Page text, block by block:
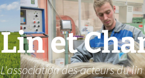
Lin et
L'association des acteurs du